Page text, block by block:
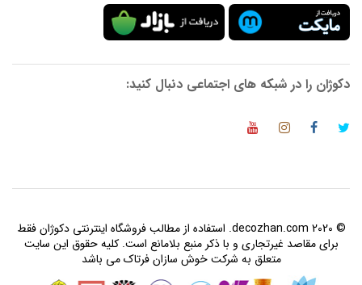
دکوژان را در شبکه های اجتماعی دنبال کنید:
© 2020 decozhan.com. استفاده از مطالب فروشگاه اینترنتی دکوژان فقط
برای مقاصد غیرتجاری و با ذکر منبع بلامانع است. کلیه حقوق این سایت
متعلق به شرکت خوش سازان فرتاک می باشد